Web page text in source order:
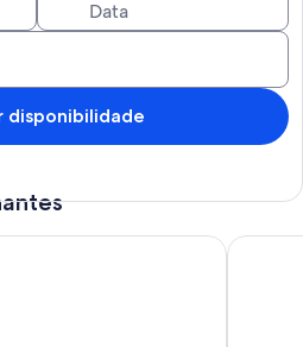
disponibilidade
resort' praia de muro alto -Ekoara